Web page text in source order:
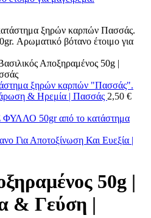
Αποξηραμένος 50g |
& Ηρεμία | Πασσάς 2,50 €
Για Αποτοξίνωση Και Ευεξία |
50g |
& Γεύση |